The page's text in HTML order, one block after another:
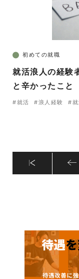
初めての就職
就活浪人の経験
と辛かったこと
#就活 #浪人経験 #就